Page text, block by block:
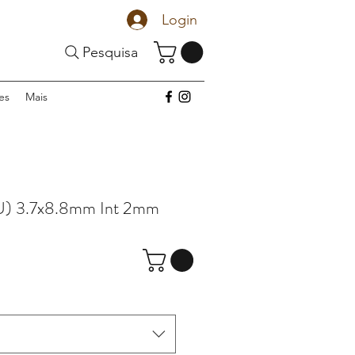
Login
Pesquisa
Mais
3.7x8.8mm Int 2mm